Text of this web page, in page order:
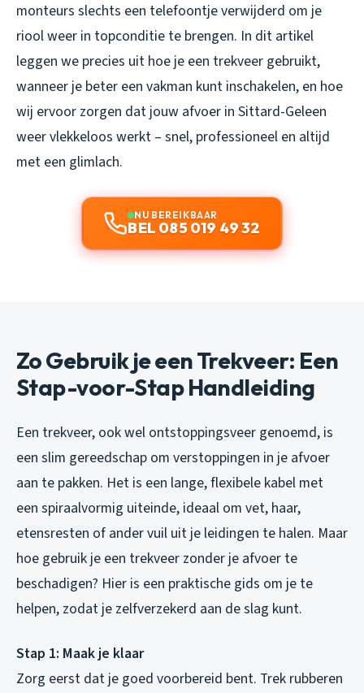
monteurs slechts een telefoontje verwijderd om je
riool weer in topconditie te brengen. In dit artikel
leggen we precies uit hoe je een trekveer gebruikt,
wanneer je beter een vakman kunt inschakelen, en hoe
wij ervoor zorgen dat jouw afvoer in Sittard-Geleen
weer vlekkeloos werkt – snel, professioneel en altijd
met een glimlach.
NU BEREIKBAAR
BEL 085 019 49 32
Zo Gebruik je een Trekveer: Een
Stap-voor-Stap Handleiding
Een trekveer, ook wel ontstoppingsveer genoemd, is
een slim gereedschap om verstoppingen in je afvoer
aan te pakken. Het is een lange, flexibele kabel met
een spiraalvormig uiteinde, ideaal om vet, haar,
etensresten of ander vuil uit je leidingen te halen. Maar
hoe gebruik je een trekveer zonder je afvoer te
beschadigen? Hier is een praktische gids om je te
helpen, zodat je zelfverzekerd aan de slag kunt.
Stap 1: Maak je klaar
Zorg eerst dat je goed voorbereid bent. Trek rubberen